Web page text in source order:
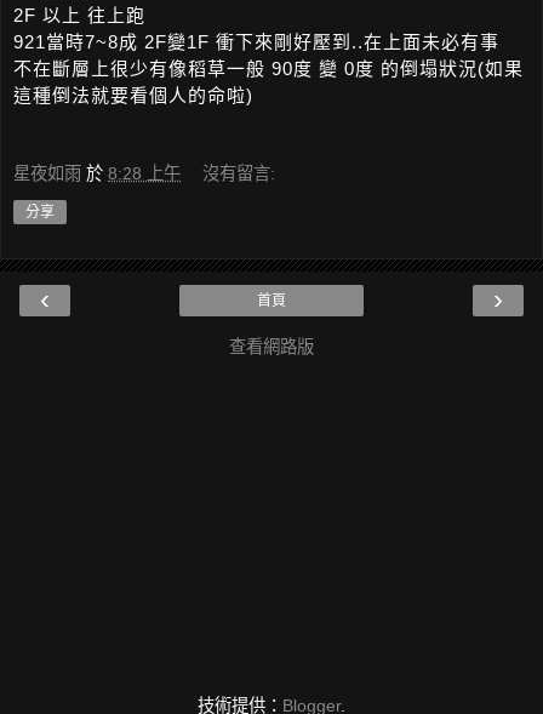
2F 以上 往上跑
921當時7~8成 2F變1F 衝下來剛好壓到..在上面未必有事
不在斷層上很少有像稻草一般 90度 變 0度 的倒塌狀況(如果
這種倒法就要看個人的命啦)
星夜如雨 於 8:28 上午 沒有留言:
分享
‹ ›
首頁
查看網路版
技術提供： Blogger.